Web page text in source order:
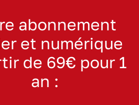
abonnement
et numérique
de 69€ pour 1
an :